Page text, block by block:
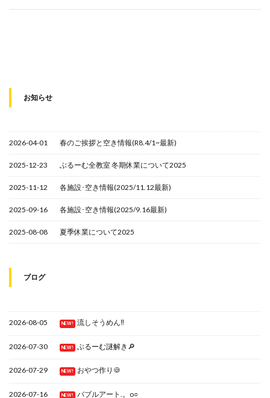
お知らせ
2026-04-01 春のご挨拶と空き情報(R8.4/1~最新)
2025-12-23 ぶるーむ全教室 冬期休業について2025
2025-11-12 各施設･空き情報(2025/11.12最新)
2025-09-16 各施設･空き情報(2025/9.16最新)
2025-08-08 夏季休業について2025
ブログ
2026-08-05 NEW! 流しそうめん‼
2026-07-30 NEW! ぶるーむ謎解き🔎
2026-07-29 NEW! おやつ作り🍪
2026-07-16 NEW! バブルアート.。o○